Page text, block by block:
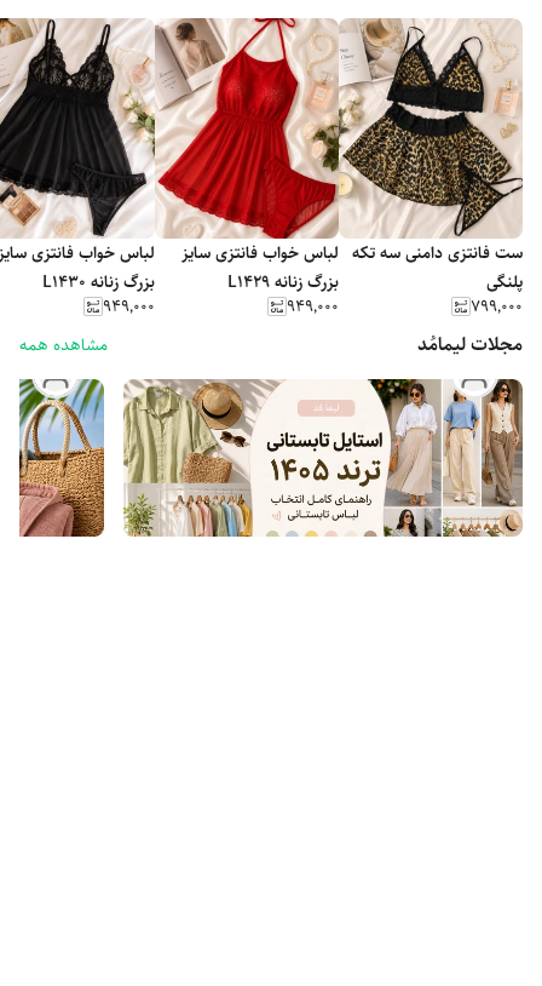
ست فانتزی دامنی سه تکه
پلنگی
۷۹۹٬۰۰۰
لباس خواب فانتزی سایز
بزرگ زنانه L1429
۹۴۹٬۰۰۰
لباس خواب فانتزی
بزرگ زنانه L1430
۹۴۹٬۰۰۰
مجلات لیمامُد مشاهده همه
پشتیبانی لیمامُد
استایل تابستانی ترند ۱۴۰۵ | راهنمای کامل انتخاب لباس
تابستانی